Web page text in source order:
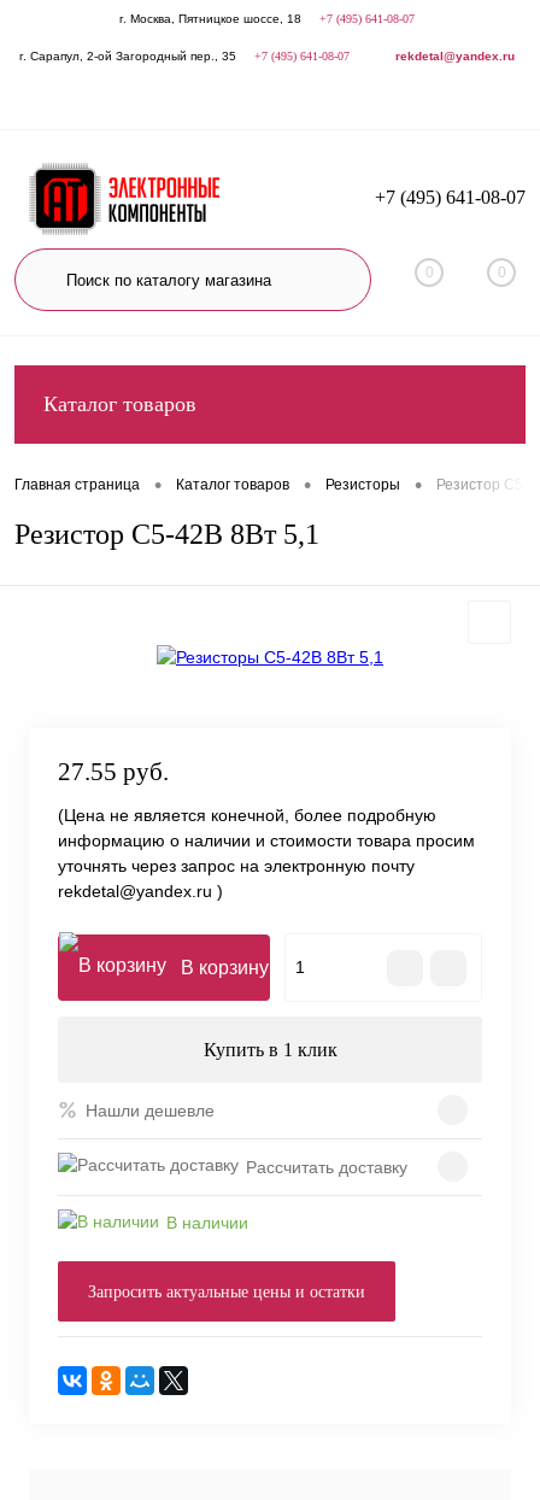
г. Москва, Пятницкое шоссе, 18 +7 (495) 641-08-07
г. Сарапул, 2-ой Загородный пер., 35 +7 (495) 641-08-07 rekdetal@yandex.ru
+7 (495) 641-08-07
0 0
Каталог товаров
Главная страница • Каталог товаров • Резисторы • Резистор С5-
Резистор С5-42В 8Вт 5,1
27.55 руб.
(Цена не является конечной, более подробную
информацию о наличии и стоимости товара просим
уточнять через запрос на электронную почту
rekdetal@yandex.ru )
В корзину
Купить в 1 клик
Нашли дешевле
Рассчитать доставку
В наличии
Запросить актуальные цены и остатки